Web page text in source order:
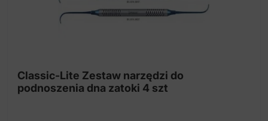
Classic-Lite Zestaw narzędzi do
podnoszenia dna zatoki 4 szt